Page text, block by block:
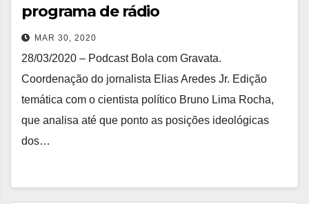
programa de rádio
MAR 30, 2020
28/03/2020 – Podcast Bola com Gravata.
Coordenação do jornalista Elias Aredes Jr. Edição
temática com o cientista político Bruno Lima Rocha,
que analisa até que ponto as posições ideológicas
dos…